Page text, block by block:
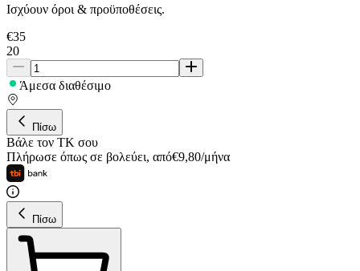
Ισχύουν όροι & προϋποθέσεις.
€35
20
Άμεσα διαθέσιμο
Πίσω
Βάλε τον ΤΚ σου
Πλήρωσε όπως σε βολεύει, από€9,80/μήνα
Πίσω